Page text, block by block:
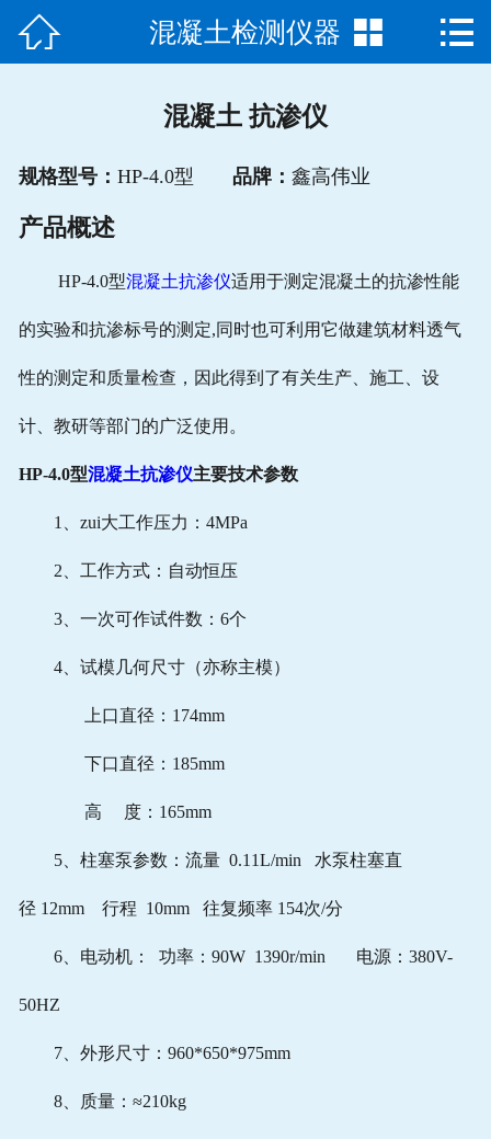
 网站首页
 混凝土检测仪器  
混凝土 抗渗仪
规格型号： HP-4.0型 品牌： 鑫高伟业
产品概述
HP-4.0型混凝土抗渗仪适用于测定混凝土的抗渗性能
的实验和抗渗标号的测定,同时也可利用它做建筑材料透气
性的测定和质量检查，因此得到了有关生产、施工、设
计、教研等部门的广泛使用。
HP-4.0型混凝土抗渗仪主要技术参数
1、zui大工作压力：4MPa
2、工作方式：自动恒压
3、一次可作试件数：6个
4、试模几何尺寸（亦称主模）
上口直径：174mm
下口直径：185mm
高 度：165mm
5、柱塞泵参数：流量 0.11L/min 水泵柱塞直
径 12mm 行程 10mm 往复频率 154次/分
6、电动机： 功率：90W 1390r/min 电源：380V-
50HZ
7、外形尺寸：960*650*975mm
8、质量：≈210kg